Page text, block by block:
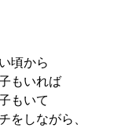
頃から
もいれば
もいて
をしながら、